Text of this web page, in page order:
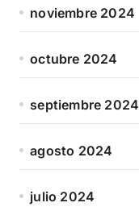
noviembre 2024
octubre 2024
septiembre 2024
agosto 2024
julio 2024